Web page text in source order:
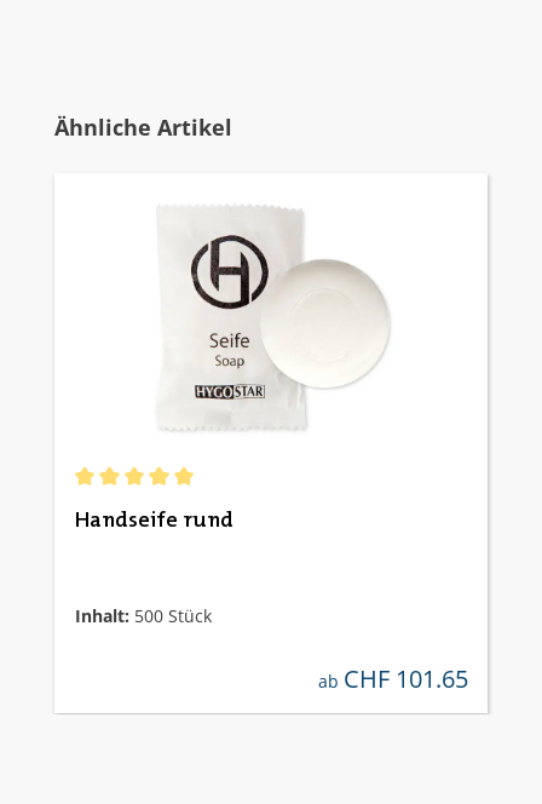
Produktgalerie überspringen
Ähnliche Artikel
Handseife rund
Inhalt: 500 Stück
regulärer preis:
ab CHF 101.65